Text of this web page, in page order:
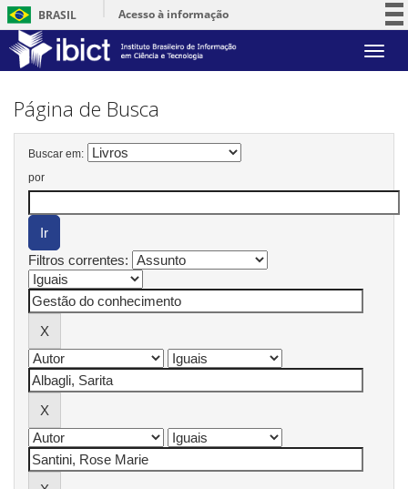
BRASIL
Acesso à informação
Serviços
Skip
Página de Busca
Buscar em:
por
Filtros correntes: